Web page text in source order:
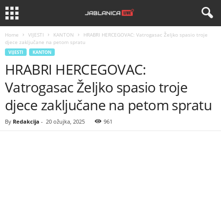
Home VIJESTI KANTON
HRABRI HERCEGOVAC: Vatrogasac Željko spasio troje
djece zaključane na petom spratu
VIJESTI KANTON
HRABRI HERCEGOVAC:
Vatrogasac Željko spasio troje
djece zaključane na petom spratu
By Redakcija - 20 ožujka, 2025 961